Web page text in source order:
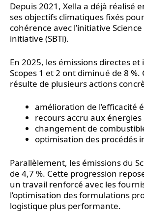
Depuis 2021, Xella a déjà réalisé
ses objectifs climatiques fixés
cohérence avec l’initiative
initiative (SBTi).
En 2025, les émissions directes et
Scopes 1 et 2 ont diminué de 8 %.
résulte de plusieurs actions
amélioration de l’efficacité
recours accru aux
changement de
optimisation des procédés
Parallèlement, les émissions du
de 4,7 %. Cette progression
un travail renforcé avec les
l’optimisation des formulations
logistique plus performante.